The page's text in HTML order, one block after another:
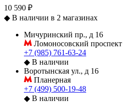
10 590 ₽
◆ В наличии в 2 магазинах
Мичуринский пр., д 16
Ломоносовский проспект
+7 (985) 761-63-24
◆ В наличии
Воротынская ул., д 16
Планерная
+7 (499) 500-19-48
◆ В наличии